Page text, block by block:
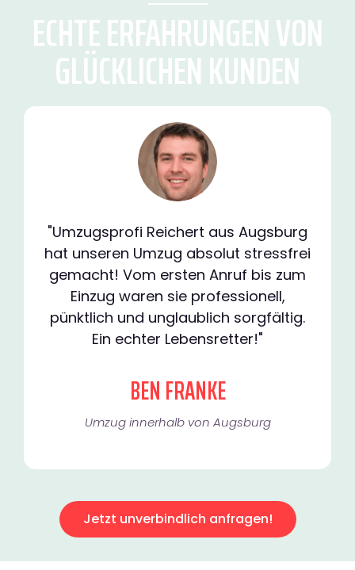
ECHTE ERFAHRUNGEN VON
GLÜCKLICHEN KUNDEN
"Umzugsprofi Reichert aus Augsburg
hat unseren Umzug absolut stressfrei
gemacht! Vom ersten Anruf bis zum
Einzug waren sie professionell,
pünktlich und unglaublich sorgfältig.
Ein echter Lebensretter!"
BEN FRANKE
Umzug innerhalb von Augsburg​
Jetzt unverbindlich anfragen!